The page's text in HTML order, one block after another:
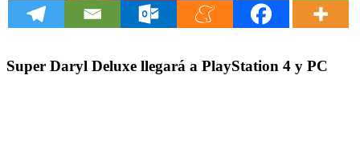
Super Daryl Deluxe llegará a PlayStation 4 y PC